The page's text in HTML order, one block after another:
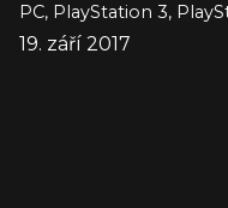
19. září 2017